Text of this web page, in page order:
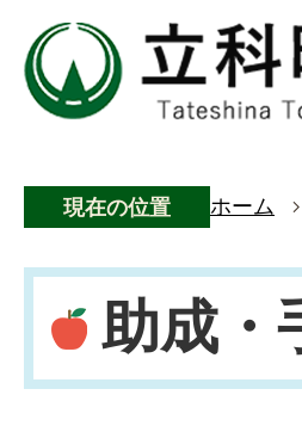
現在の位置 ホーム
助成・